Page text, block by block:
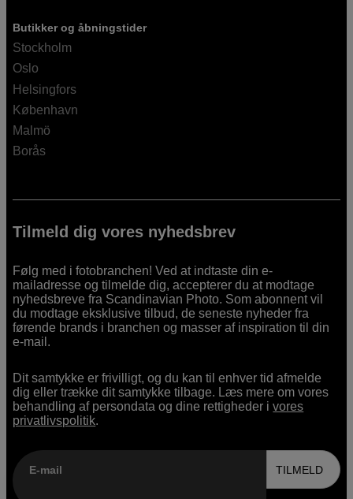
Butikker og åbningstider
Stockholm
Oslo
Helsingfors
København
Malmö
Borås
Tilmeld dig vores nyhedsbrev
Følg med i fotobranchen! Ved at indtaste din e-
mailadresse og tilmelde dig, accepterer du at modtage
nyhedsbreve fra Scandinavian Photo. Som abonnent vil
du modtage eksklusive tilbud, de seneste nyheder fra
førende brands i branchen og masser af inspiration til din
e-mail.
Dit samtykke er frivilligt, og du kan til enhver tid afmelde
dig eller trække dit samtykke tilbage. Læs mere om vores
behandling af persondata og dine rettigheder ivores
privatlivspolitik.
E-mail TILMELD